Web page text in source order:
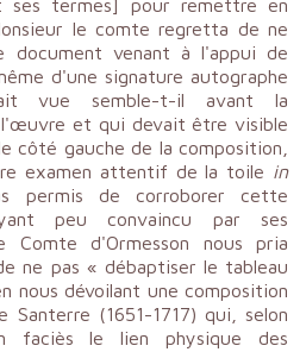
ses termes] pour remettre en
le comte regretta de ne
document venant à l'appui de
d'une signature autographe
vue semble-t-il avant la
et qui devait être visible
côté gauche de la composition,
examen attentif de la toile in
permis de corroborer cette
peu convaincu par ses
Comte d'Ormesson nous pria
ne pas « débaptiser le tableau
nous dévoilant une composition
Santerre (1651-1717) qui, selon
faciès le lien physique des